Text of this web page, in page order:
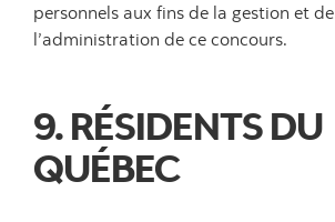
personnels aux fins de la gestion et de
l’administration de ce concours.
9. RÉSIDENTS DU
QUÉBEC